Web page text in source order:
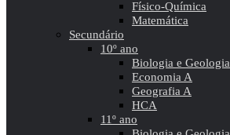
Físico-Química
Matemática
Secundário
10º ano
Biologia e Geologia
Economia A
Geografia A
HCA
11º ano